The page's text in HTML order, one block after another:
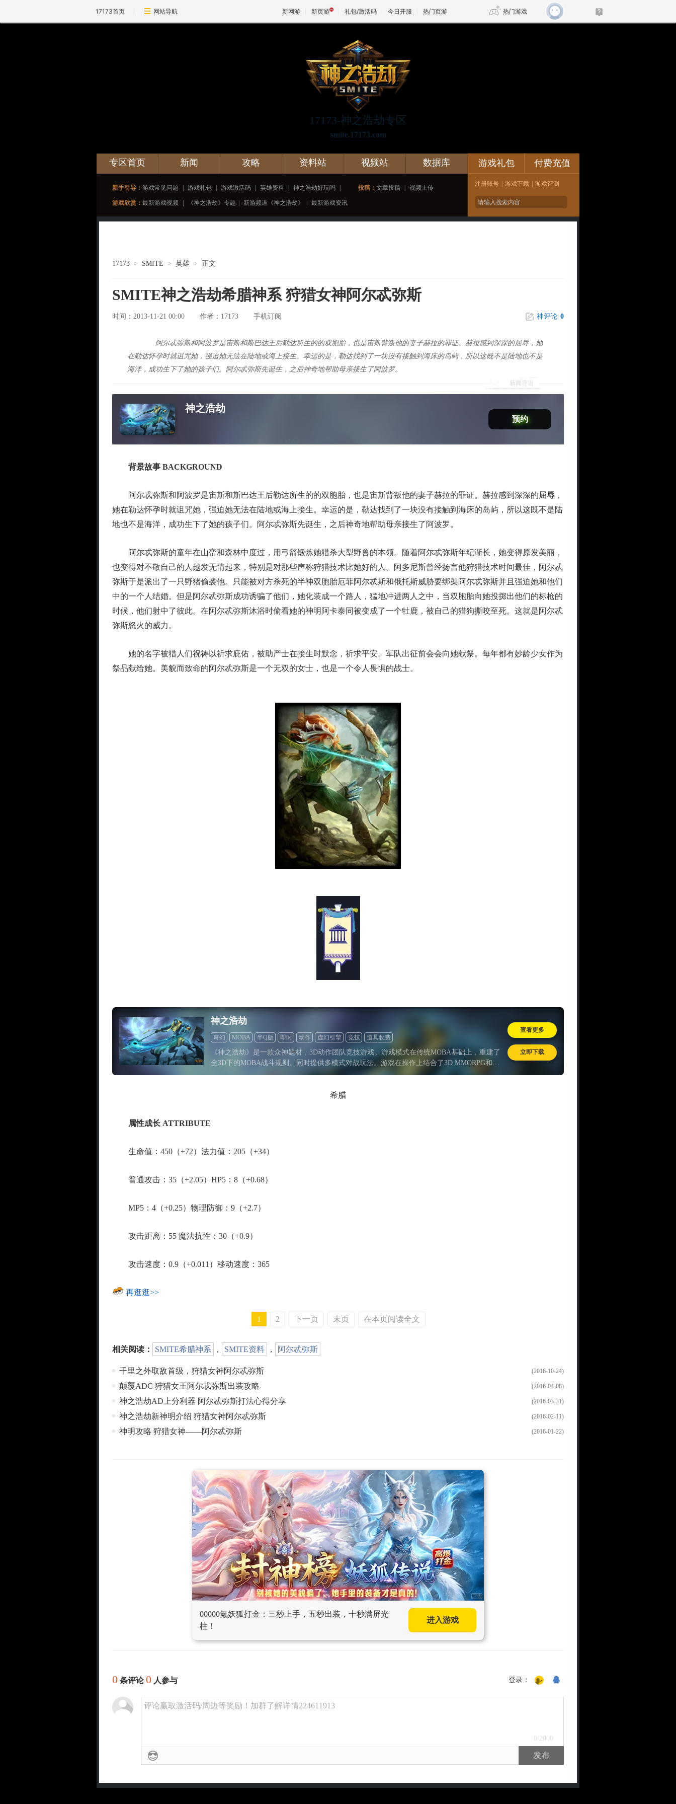
17173首页 网站导航 新网游 新页游 礼包/激活码 今日开服 热门页游 热门游戏
17173-神之浩劫专区
smite.17173.com
专区首页 新闻 攻略 资料站 视频站 数据库 论坛
新手引导： 游戏常见问题 游戏礼包 游戏激活码 英雄资料 神之浩劫好玩吗 投稿： 文章投稿 视频上传
游戏欣赏： 最新游戏视频 《神之浩劫》专题 新游频道《神之浩劫》 最新游戏资讯
游戏礼包 付费充值
注册账号 游戏下载 游戏评测
17173 > SMITE > 英雄 > 正文
SMITE神之浩劫希腊神系 狩猎女神阿尔忒弥斯
时间：2013-11-21 00:00 作者： 17173 手机订阅 神评论 0
新闻导语
阿尔忒弥斯和阿波罗是宙斯和斯巴达王后勒达所生的的双胞胎，也是宙斯背叛他的妻子赫拉的罪证。赫拉感到深深的屈辱，她
在勒达怀孕时就诅咒她，强迫她无法在陆地或海上接生。幸运的是，勒达找到了一块没有接触到海床的岛屿，所以这既不是陆地也不是
海洋，成功生下了她的孩子们。阿尔忒弥斯先诞生，之后神奇地帮助母亲接生了阿波罗。
神之浩劫
预约
背景故事 BACKGROUND
阿尔忒弥斯和阿波罗是宙斯和斯巴达王后勒达所生的的双胞胎，也是宙斯背叛他的妻子赫拉的罪证。赫拉感到深深的屈辱，
她在勒达怀孕时就诅咒她，强迫她无法在陆地或海上接生。幸运的是，勒达找到了一块没有接触到海床的岛屿，所以这既不是陆
地也不是海洋，成功生下了她的孩子们。阿尔忒弥斯先诞生，之后神奇地帮助母亲接生了阿波罗。
阿尔忒弥斯的童年在山峦和森林中度过，用弓箭锻炼她猎杀大型野兽的本领。随着阿尔忒弥斯年纪渐长，她变得原发美丽，
也变得对不敬自己的人越发无情起来，特别是对那些声称狩猎技术比她好的人。阿多尼斯曾经扬言他狩猎技术时间最佳，阿尔忒
弥斯于是派出了一只野猪偷袭他。只能被对方杀死的半神双胞胎厄菲阿尔忒斯和俄托斯威胁要绑架阿尔忒弥斯并且强迫她和他们
中的一个人结婚。但是阿尔忒弥斯成功诱骗了他们，她化装成一个路人，猛地冲进两人之中，当双胞胎向她投掷出他们的标枪的
时候，他们射中了彼此。在阿尔忒弥斯沐浴时偷看她的神明阿卡泰同被变成了一个牡鹿，被自己的猎狗撕咬至死。这就是阿尔忒
弥斯怒火的威力。
她的名字被猎人们祝祷以祈求庇佑，被助产士在接生时默念，祈求平安。军队出征前会会向她献祭。每年都有妙龄少女作为
祭品献给她。美貌而致命的阿尔忒弥斯是一个无双的女士，也是一个令人畏惧的战士。
神之浩劫
奇幻 MOBA 半Q版 即时 动作 虚幻引擎 竞技 道具收费
《神之浩劫》是一款众神题材，3D动作团队竞技游戏。游戏模式在传统MOBA基础上，重建了
全3D下的MOBA战斗规则。同时提供多模式对战玩法。游戏在操作上结合了3D MMORPG和
FPS游戏的元素，突出战
查看更多
立即下载
希腊
属性成长 ATTRIBUTE
生命值：450（+72）法力值：205（+34）
普通攻击：35（+2.05）HP5：8（+0.68）
MP5：4（+0.25）物理防御：9（+2.7）
攻击距离：55 魔法抗性：30（+0.9）
攻击速度：0.9（+0.011）移动速度：365
再逛逛>>
1 2 下一页 末页 在本页阅读全文
相关阅读： SMITE希腊神系 ， SMITE资料 ， 阿尔忒弥斯
(2016-10-24)
千里之外取敌首级，狩猎女神阿尔忒弥斯
(2016-04-08)
颠覆ADC 狩猎女王阿尔忒弥斯出装攻略
(2016-03-31)
神之浩劫AD上分利器 阿尔忒弥斯打法心得分享
(2016-02-11)
神之浩劫新神明介绍 狩猎女神阿尔忒弥斯
(2016-01-22)
神明攻略 狩猎女神——阿尔忒弥斯
00000氪妖狐打金：三秒上手，五秒出装，十秒满屏光
柱！
进入游戏
0 条评论0 人参与 登录：
评论赢取激活码/周边等奖励！加群了解详情224611913
0 /2000
发布